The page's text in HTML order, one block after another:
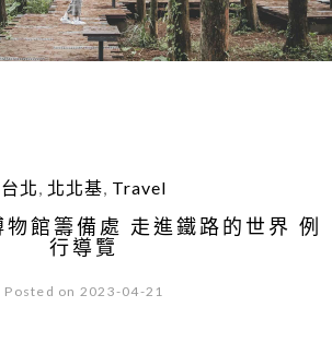
台北, 北北基, Travel
物館籌備處 走進鐵路的世界 例
行導覽
Posted on 2023-04-21